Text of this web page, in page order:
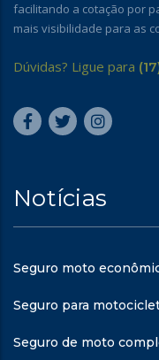
facilitando a cotação por
mais visibilidade para as
Dúvidas? Ligue para
Notícias
Seguro moto
Seguro para
Seguro de moto